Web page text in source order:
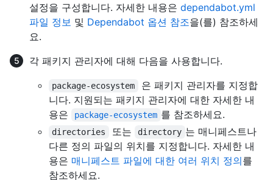
설정을 구성합니다. 자세한 내용은 dependabot.yml
파일 정보 및 Dependabot 옵션 참조을(를) 참조하세
요.
각 패키지 관리자에 대해 다음을 사용합니다.
package-ecosystem
은 패키지 관리자를 지정합
니다. 지원되는 패키지 관리자에 대한 자세한 내
용은
package-ecosystem 를 참조하세요.
directories 또는 directory 는 매니페스트나
다른 정의 파일의 위치를 지정합니다. 자세한 내
용은 매니페스트 파일에 대한 여러 위치 정의를
참조하세요.